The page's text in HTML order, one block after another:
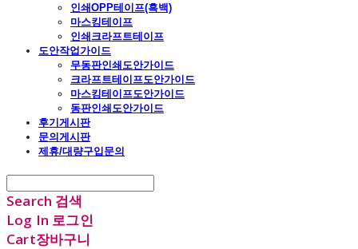
인쇄OPP테이프(흑백)
마스킹테이프
인쇄크라프트테이프
도안작업가이드
무동판인쇄도안가이드
크라프트테이프도안가이드
마스킹테이프도안가이드
동판인쇄도안가이드
후기게시판
문의게시판
제휴/대량구입문의
Search 검색
Log In 로그인
Cart장바구니